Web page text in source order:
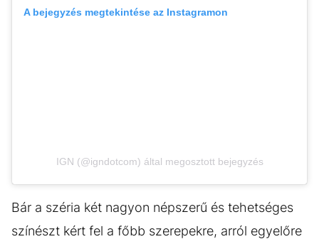
A bejegyzés megtekintése az Instagramon
IGN (@igndotcom) által megosztott bejegyzés
Bár a széria két nagyon népszerű és tehetséges
színészt kért fel a főbb szerepekre, arról egyelőre